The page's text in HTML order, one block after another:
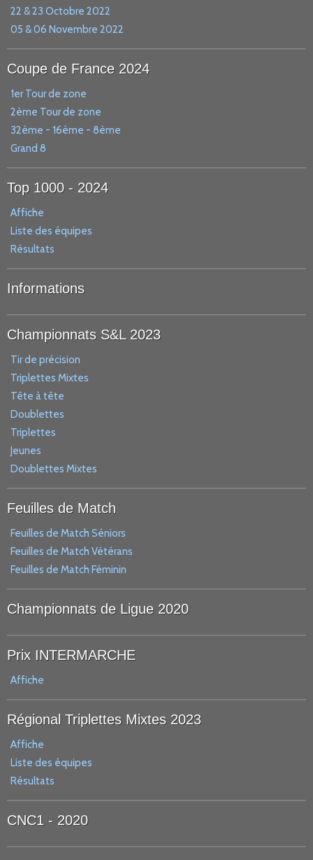
22 & 23 Octobre 2022
05 & 06 Novembre 2022
Coupe de France 2024
1er Tour de zone
2ème Tour de zone
32ème - 16ème - 8ème
Grand 8
Top 1000 - 2024
Affiche
Liste des équipes
Résultats
Informations
Championnats S&L 2023
Tir de précision
Triplettes Mixtes
Tête à tête
Doublettes
Triplettes
Jeunes
Doublettes Mixtes
Feuilles de Match
Feuilles de Match Séniors
Feuilles de Match Vétérans
Feuilles de Match Féminin
Championnats de Ligue 2020
Prix INTERMARCHE
Affiche
Régional Triplettes Mixtes 2023
Affiche
Liste des équipes
Résultats
CNC1 - 2020